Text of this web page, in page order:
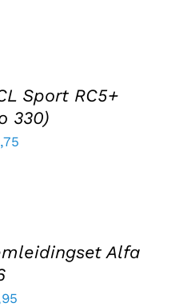
Sport RC5+
330)
Alfa